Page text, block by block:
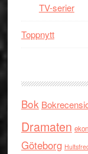
TV-serier
Toppnytt
Bok
Dramaten
Göteborg